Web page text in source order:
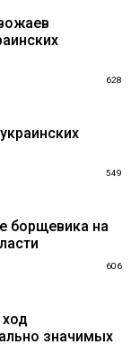
628
549
борщевика на
606
значимых